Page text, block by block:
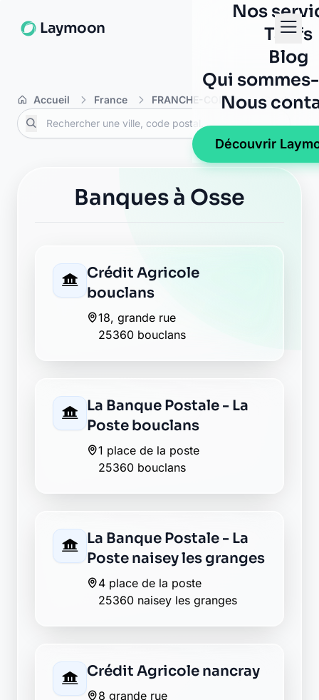
Laymoon
Nos
Tarifs
Blog
Qui
Nous
Découvrir
Accueil France FRANCHE-COMTE Doubs
Banques à Osse
Crédit Agricole
bouclans
18, grande rue
25360 bouclans
La Banque Postale - La
Poste bouclans
1 place de la poste
25360 bouclans
La Banque Postale - La
Poste naisey les granges
4 place de la poste
25360 naisey les granges
Crédit Agricole nancray
8 grande rue